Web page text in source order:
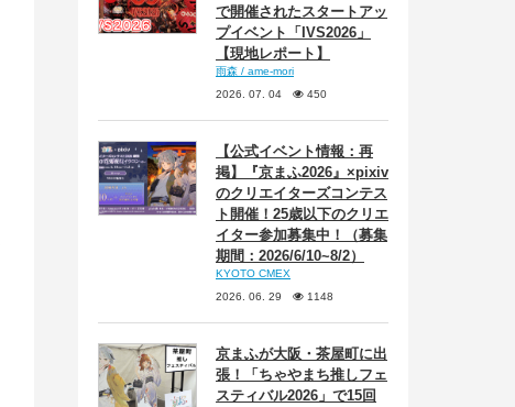
で開催されたスタートアッ
プイベント「IVS2026」
【現地レポート】
雨森 / ame-mori
2026. 07. 04
450
【公式イベント情報：再
掲】『京まふ2026』×pixiv
のクリエイターズコンテス
ト開催！25歳以下のクリエ
イター参加募集中！（募集
期間：2026/6/10~8/2）
KYOTO CMEX
2026. 06. 29
1148
京まふが大阪・茶屋町に出
張！「ちゃやまち推しフェ
スティバル2026」で15回